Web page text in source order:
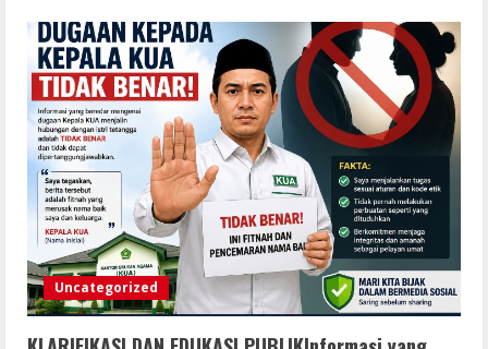
Uncategorized